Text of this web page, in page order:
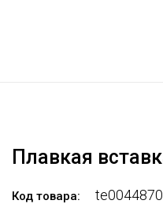
Плавкая
Код товара: